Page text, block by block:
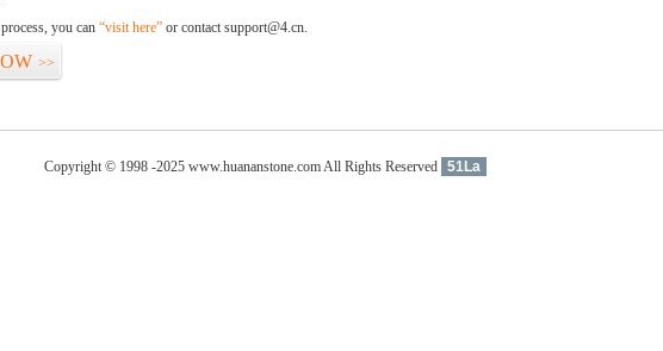
you can “visit here” or contact support@4.cn.
>>
Copyright © 1998 -2025 www.huananstone.com All Rights Reserved 51La